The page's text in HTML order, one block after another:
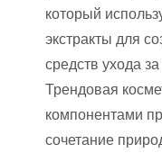
который
экстракты для
средств ухода
Трендовая
компонентами
сочетание